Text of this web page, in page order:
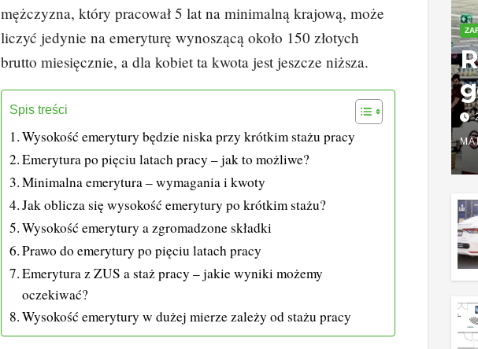
mężczyzna, który pracował 5 lat na minimalną krajową, może
liczyć jedynie na emeryturę wynoszącą około 150 złotych
brutto miesięcznie, a dla kobiet ta kwota jest jeszcze niższa.
Spis treści
Wysokość emerytury będzie niska przy krótkim stażu pracy
Emerytura po pięciu latach pracy – jak to możliwe?
Minimalna emerytura – wymagania i kwoty
Jak oblicza się wysokość emerytury po krótkim stażu?
Wysokość emerytury a zgromadzone składki
Prawo do emerytury po pięciu latach pracy
Emerytura z ZUS a staż pracy – jakie wyniki możemy
oczekiwać?
Wysokość emerytury w dużej mierze zależy od stażu pracy